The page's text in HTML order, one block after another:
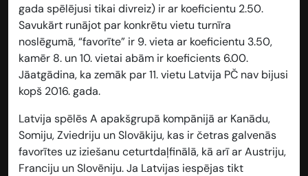
gada spēlējusi tikai divreiz) ir ar koeficientu 2.50.
Savukārt runājot par konkrētu vietu turnīra
noslēgumā, “favorīte” ir 9. vieta ar koeficientu 3.50,
kamēr 8. un 10. vietai abām ir koeficients 6.00.
Jāatgādina, ka zemāk par 11. vietu Latvija PČ nav bijusi
kopš 2016. gada.
Latvija spēlēs A apakšgrupā kompānijā ar Kanādu,
Somiju, Zviedriju un Slovākiju, kas ir četras galvenās
favorītes uz iziešanu ceturtdaļfinālā, kā arī ar Austriju,
Franciju un Slovēniju. Ja Latvijas iespējas tikt